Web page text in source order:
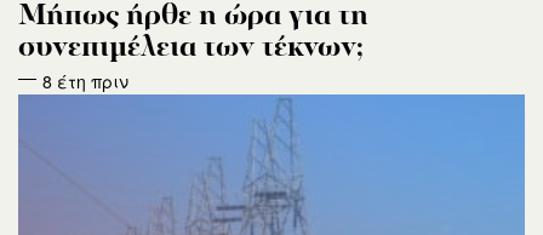
Μήπως ήρθε η ώρα για τη
συνεπιμέλεια των τέκνων;
8 έτη πριν